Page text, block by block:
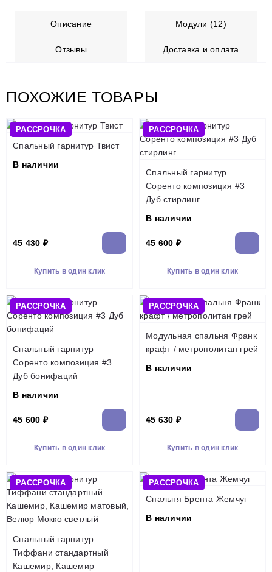
Описание Модули (12)
Отзывы Доставка и оплата
ПОХОЖИЕ ТОВАРЫ
РАССРОЧКА
Спальный гарнитур Твист
В наличии
45 430 ₽
Купить в один клик
РАССРОЧКА
Спальный гарнитур
Соренто композиция #3
Дуб стирлинг
В наличии
45 600 ₽
Купить в один клик
РАССРОЧКА
Спальный гарнитур
Соренто композиция #3
Дуб бонифаций
В наличии
45 600 ₽
Купить в один клик
РАССРОЧКА
Модульная спальня Франк
крафт / метрополитан грей
В наличии
45 630 ₽
Купить в один клик
РАССРОЧКА
Спальный гарнитур
Тиффани стандартный
Кашемир, Кашемир
РАССРОЧКА
Спальня Брента Жемчуг
В наличии